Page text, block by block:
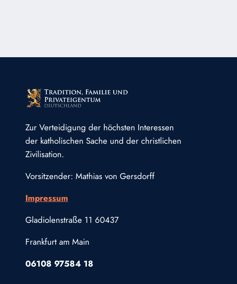
Zur Verteidigung der höchsten Interessen
der katholischen Sache und der christlichen
Zivilisation.
Vorsitzender: Mathias von Gersdorff
Impressum
Gladiolenstraße 11 60437
Frankfurt am Main
06108 97584 18